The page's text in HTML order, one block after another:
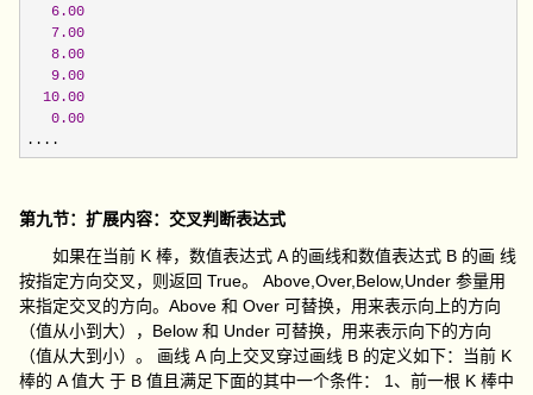
6.00
7.00
8.00
9.00
10.00
0.00
....
第九节：扩展内容：交叉判断表达式
如果在当前 K 棒，数值表达式 A 的画线和数值表达式 B 的画 线
按指定方向交叉，则返回 True。 Above,Over,Below,Under 参量用
来指定交叉的方向。Above 和 Over 可替换，用来表示向上的方向
（值从小到大），Below 和 Under 可替换，用来表示向下的方向
（值从大到小）。 画线 A 向上交叉穿过画线 B 的定义如下：当前 K
棒的 A 值大 于 B 值且满足下面的其中一个条件： 1、前一根 K 棒中